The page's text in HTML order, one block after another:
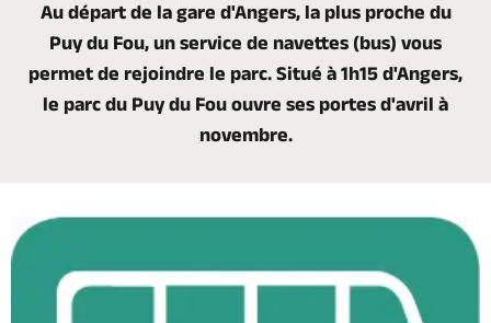
Au départ de la gare d'Angers, la plus proche du
Puy du Fou, un service de navettes (bus) vous
permet de rejoindre le parc. Situé à 1h15 d'Angers,
le parc du Puy du Fou ouvre ses portes d'avril à
novembre.